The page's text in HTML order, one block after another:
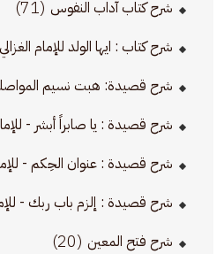
شرح كتاب آداب النفوس (71)
شرح كتاب : ايها الولد للإمام الغزالي
شرح قصيدة: هبت نسيم
شرح قصيدة : يا صابراً أبشر -
شرح قصيدة : عنوان الحِكم -
شرح قصيدة : إلزم باب ربك -
شرح فتح المعين (20)